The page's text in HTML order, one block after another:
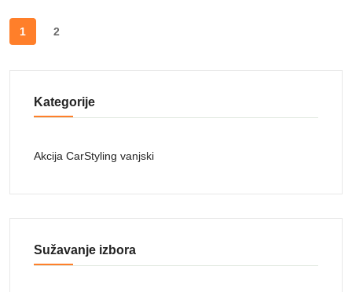
1 2
Kategorije
Akcija CarStyling vanjski
Sužavanje izbora